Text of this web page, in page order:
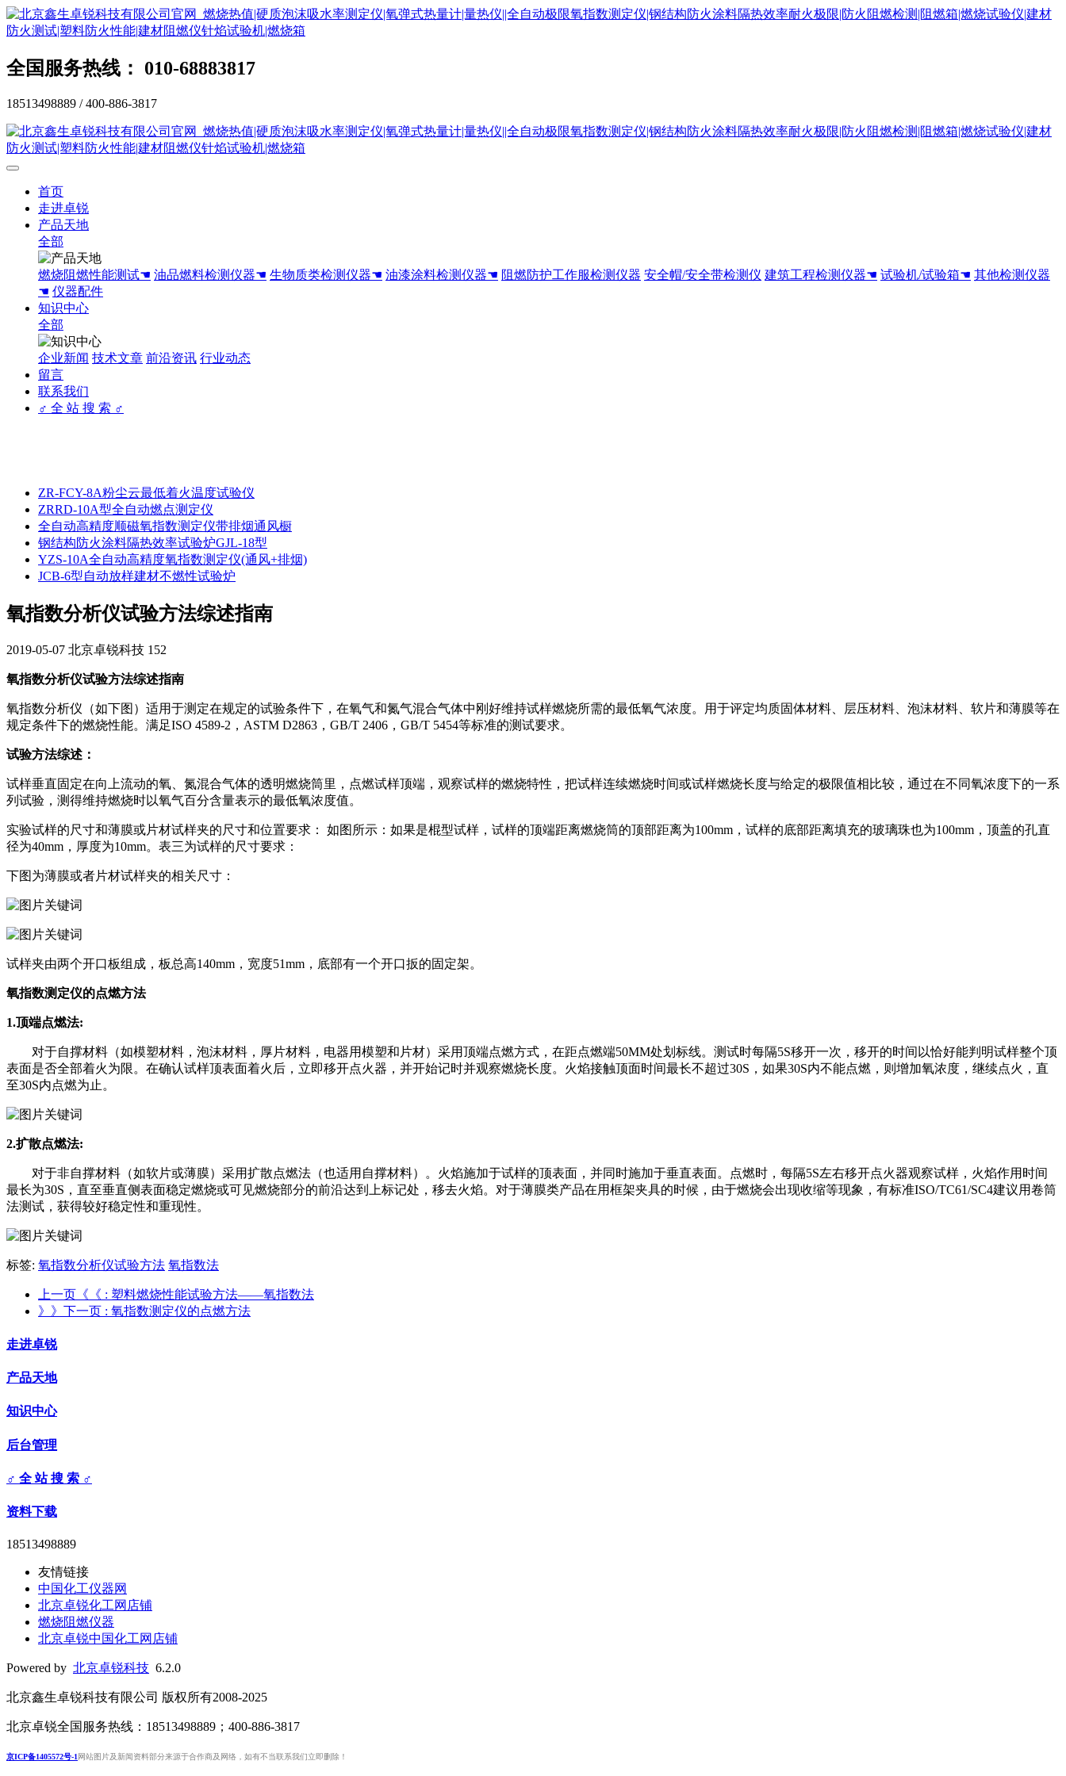
全国服务热线： 010-68883817
18513498889 / 400-886-3817
首页
走进卓锐
产品天地
全部
燃烧阻燃性能测试☚ 油品燃料检测仪器☚ 生物质类检测仪器☚ 油漆涂料检测仪器☚ 阻燃防护工作服检测仪器 安全帽/安全带检测仪 建筑工程检测仪器☚ 试验机/试验箱☚ 其他检测仪器
☚ 仪器配件
知识中心
全部
企业新闻 技术文章 前沿资讯 行业动态
留言
联系我们
♂ 全 站 搜 索 ♂
ZR-FCY-8A粉尘云最低着火温度试验仪
ZRRD-10A型全自动燃点测定仪
全自动高精度顺磁氧指数测定仪带排烟通风橱
钢结构防火涂料隔热效率试验炉GJL-18型
YZS-10A全自动高精度氧指数测定仪(通风+排烟)
JCB-6型自动放样建材不燃性试验炉
氧指数分析仪试验方法综述指南
2019-05-07 北京卓锐科技 152
氧指数分析仪试验方法综述指南
氧指数分析仪（如下图）适用于测定在规定的试验条件下，在氧气和氮气混合气体中刚好维持试样燃烧所需的最低氧气浓度。用于评定均质固体材料、层压材料、泡沫材料、软片和薄膜等在
规定条件下的燃烧性能。满足ISO 4589-2，ASTM D2863，GB/T 2406，GB/T 5454等标准的测试要求。
试验方法综述：
试样垂直固定在向上流动的氧、氮混合气体的透明燃烧筒里，点燃试样顶端，观察试样的燃烧特性，把试样连续燃烧时间或试样燃烧长度与给定的极限值相比较，通过在不同氧浓度下的一系
列试验，测得维持燃烧时以氧气百分含量表示的最低氧浓度值。
实验试样的尺寸和薄膜或片材试样夹的尺寸和位置要求： 如图所示：如果是棍型试样，试样的顶端距离燃烧筒的顶部距离为100mm，试样的底部距离填充的玻璃珠也为100mm，顶盖的孔直
径为40mm，厚度为10mm。表三为试样的尺寸要求：
下图为薄膜或者片材试样夹的相关尺寸：
试样夹由两个开口板组成，板总高140mm，宽度51mm，底部有一个开口扳的固定架。
氧指数测定仪的点燃方法
1.顶端点燃法:
对于自撑材料（如模塑材料，泡沫材料，厚片材料，电器用模塑和片材）采用顶端点燃方式，在距点燃端50MM处划标线。测试时每隔5S移开一次，移开的时间以恰好能判明试样整个顶
表面是否全部着火为限。在确认试样顶表面着火后，立即移开点火器，并开始记时并观察燃烧长度。火焰接触顶面时间最长不超过30S，如果30S内不能点燃，则增加氧浓度，继续点火，直
至30S内点燃为止。
2.扩散点燃法:
对于非自撑材料（如软片或薄膜）采用扩散点燃法（也适用自撑材料）。火焰施加于试样的顶表面，并同时施加于垂直表面。点燃时，每隔5S左右移开点火器观察试样，火焰作用时间
最长为30S，直至垂直侧表面稳定燃烧或可见燃烧部分的前沿达到上标记处，移去火焰。对于薄膜类产品在用框架夹具的时候，由于燃烧会出现收缩等现象，有标准ISO/TC61/SC4建议用卷筒
法测试，获得较好稳定性和重现性。
标签: 氧指数分析仪试验方法 氧指数法
上一页《《 : 塑料燃烧性能试验方法――氧指数法
》》下一页 : 氧指数测定仪的点燃方法
走进卓锐
产品天地
知识中心
后台管理
♂ 全 站 搜 索 ♂
资料下载
18513498889
友情链接
中国化工仪器网
北京卓锐化工网店铺
燃烧阻燃仪器
北京卓锐中国化工网店铺
Powered by 北京卓锐科技 6.2.0
北京鑫生卓锐科技有限公司 版权所有2008-2025
北京卓锐全国服务热线：18513498889；400-886-3817
京ICP备1405572号-1网站图片及新闻资料部分来源于合作商及网络，如有不当联系我们立即删除！